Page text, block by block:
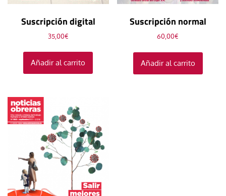
Suscripción digital
35,00€
Añadir al carrito
Suscripción normal
60,00€
Añadir al carrito